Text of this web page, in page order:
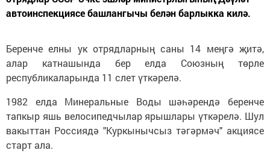
автоинспекциясе башлангычы белән барлыкка килә.
Беренче елны ук отрядларның саны 14 меңгә җитә,
алар катнашында бер елда Союзның төрле
республикаларында 11 слет үткәрелә.
1982 елда Минеральные Воды шәһәрендә беренче
тапкыр яшь велосипедчылар ярышлары үткәрелә. Шул
вакыттан Россиядә "Куркынычсыз тәгәрмәч" акциясе
старт ала.